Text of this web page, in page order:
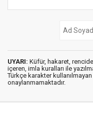
UYARI: Küfür, hakaret,
içeren, imla kuralları ile
Türkçe karakter
onaylanmamaktadır.